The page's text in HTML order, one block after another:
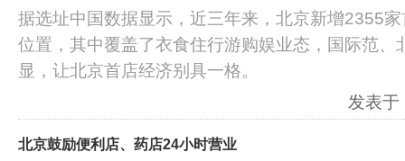
据选址中国数据显示，近三年来，北京新增2355
位置，其中覆盖了衣食住行游购娱业态，国际范、
显，让北京首店经济别具一格。
发表
北京鼓励便利店、药店24小时营业